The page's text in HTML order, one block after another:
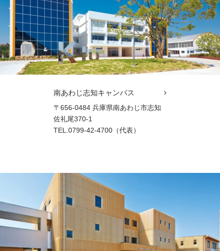
南あわじ志知キャンパス
〒656-0484 兵庫県南あわじ市志知
佐礼尾370-1
TEL.0799-42-4700（代表）